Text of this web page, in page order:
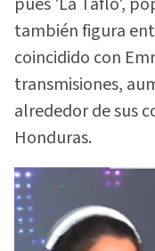
también figura
coincidido con
transmisiones,
alrededor de sus
Honduras.